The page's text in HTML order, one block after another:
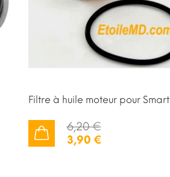
Filtre à huile moteur pour Smart
6,20 €
3,90 €